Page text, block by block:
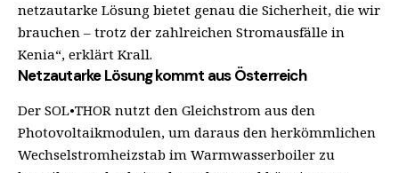
netzautarke Lösung bietet genau die Sicherheit, die wir
brauchen – trotz der zahlreichen Stromausfälle in
Kenia“, erklärt Krall.
Netzautarke Lösung kommt aus Österreich
Der SOL•THOR nutzt den Gleichstrom aus den
Photovoltaikmodulen, um daraus den herkömmlichen
Wechselstromheizstab im Warmwasserboiler zu